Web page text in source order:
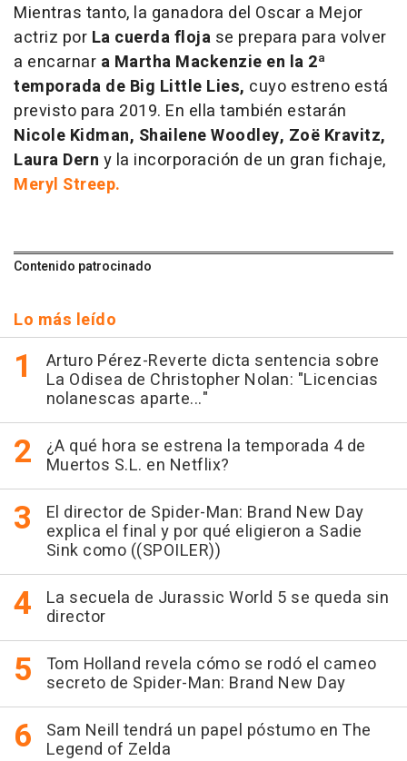
Mientras tanto, la ganadora del Oscar a Mejor
actriz por La cuerda floja se prepara para volver
a encarnar a Martha Mackenzie en la 2ª
temporada de Big Little Lies, cuyo estreno está
previsto para 2019. En ella también estarán
Nicole Kidman, Shailene Woodley, Zoë Kravitz,
Laura Dern y la incorporación de un gran fichaje,
Meryl Streep.
Contenido patrocinado
Lo más leído
Arturo Pérez-Reverte dicta sentencia sobre
La Odisea de Christopher Nolan: "Licencias
nolanescas aparte..."
¿A qué hora se estrena la temporada 4 de
Muertos S.L. en Netflix?
El director de Spider-Man: Brand New Day
explica el final y por qué eligieron a Sadie
Sink como ((SPOILER))
La secuela de Jurassic World 5 se queda sin
director
Tom Holland revela cómo se rodó el cameo
secreto de Spider-Man: Brand New Day
Sam Neill tendrá un papel póstumo en The
Legend of Zelda